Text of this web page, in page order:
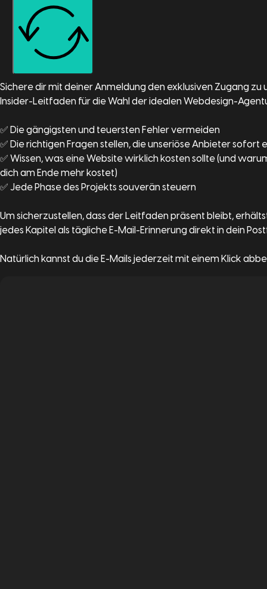
Sichere dir mit deiner Anmeldung den exklusiven Zugang zu
Insider-Leitfaden für die Wahl der idealen Webdesign-
✅ Die gängigsten und teuersten Fehler vermeiden
✅ Die richtigen Fragen stellen, die unseriöse Anbieter sofort
✅ Wissen, was eine Website wirklich kosten sollte (und
dich am Ende mehr kostet)
✅ Jede Phase des Projekts souverän steuern
Um sicherzustellen, dass der Leitfaden präsent bleibt,
jedes Kapitel als tägliche E-Mail-Erinnerung direkt in dein
Natürlich kannst du die E-Mails jederzeit mit einem Klick